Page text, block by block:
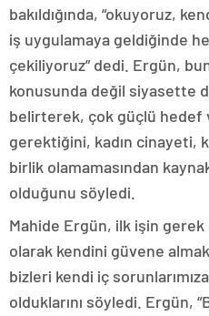
bakıldığında, “okuyoruz,
iş uygulamaya geldiğinde
çekiliyoruz” dedi. Ergün,
konusunda değil siyasette
belirterek, çok güçlü hedef
gerektiğini, kadın cinayeti,
birlik olamamasından
olduğunu söyledi.
Mahide Ergün, ilk işin
olarak kendini güvene
bizleri kendi iç
olduklarını söyledi. Ergün,